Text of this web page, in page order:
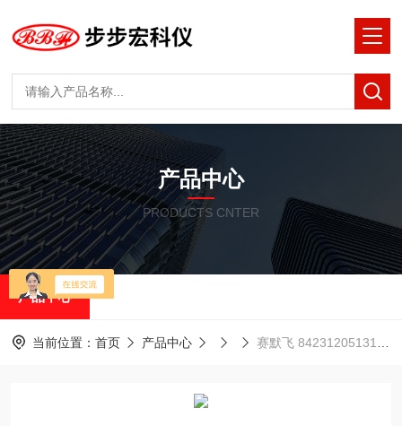
产品中心
PRODUCTS CNTER
产品中心
当前位置： 首页 产品中心 赛默飞 842312051311 雾化室